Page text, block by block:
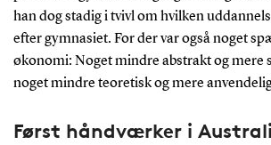
han dog stadig i tvivl om hvilken
efter gymnasiet. For der var også noget
økonomi: Noget mindre abstrakt og mere
noget mindre teoretisk og mere
Først håndværker i